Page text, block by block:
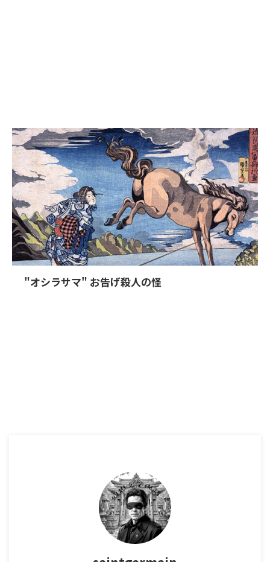
"オシラサマ" お告げ殺人の怪